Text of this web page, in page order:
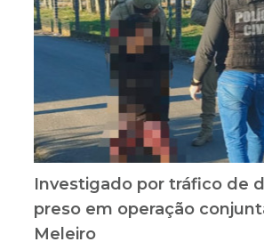
Investigado por tráfico de
preso em operação
Meleiro